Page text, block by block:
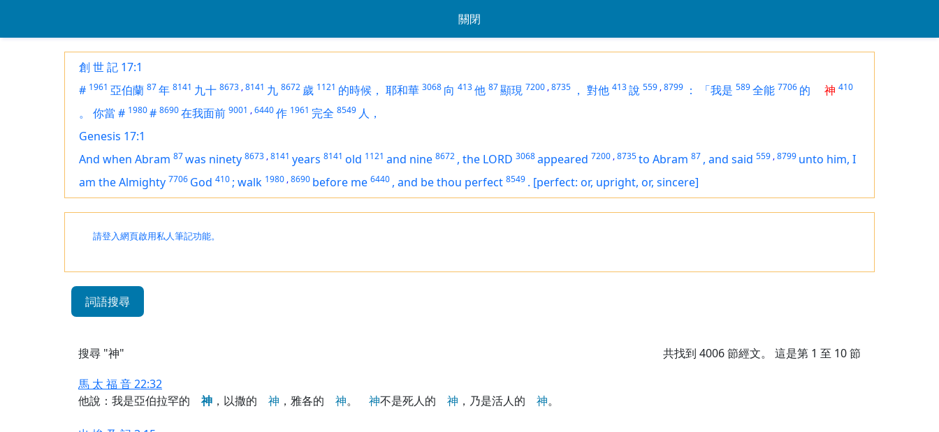
關閉
創 世 記 17:1
# 1961 亞伯蘭 87年 8141 九十 8673 ,8141 九 8672 歲 1121 的時候， 耶和華 3068 向 413他 87顯現 7200 ,8735 ， 對他 413說 559 ,8799 ： 「我是 589全能 7706 的 神 410
。 你當 # 1980# 8690在我面前 9001 ,6440作 1961 完全 8549 人，
Genesis 17:1
And when Abram 87was ninety 8673 ,8141 years 8141 old 1121 and nine 8672 , the LORD 3068appeared 7200 ,8735to Abram 87 , and said 559 ,8799 unto him, I
am the Almighty 7706 God 410 ; walk 1980 ,8690 before me 6440 , and be thou perfect 8549 . [perfect: or, upright, or, sincere]
請登入網頁啟用私人筆記功能。
詞語搜尋
搜尋 "神" 共找到 4006節經文。 這是第 1 至 10 節
馬 太 福 音 22:32
他說：我是亞伯拉罕的神 ，以撒的 神 ，雅各的 神。 神不是死人的 神 ，乃是活人的 神。